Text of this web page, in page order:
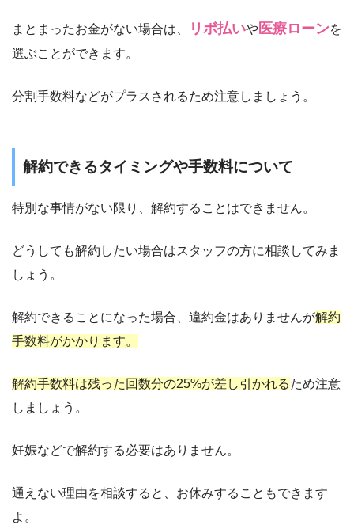
まとまったお金がない場合は、 リボ払いや医療ローンを
選ぶことができます。
分割手数料などがプラスされるため注意しましょう。
解約できるタイミングや手数料について
特別な事情がない限り、解約することはできません。
どうしても解約したい場合はスタッフの方に相談してみま
しょう。
解約できることになった場合、違約金はありませんが解約
手数料がかかります。
解約手数料は残った回数分の25%が差し引かれるため注意
しましょう。
妊娠などで解約する必要はありません。
通えない理由を相談すると、お休みすることもできます
よ。